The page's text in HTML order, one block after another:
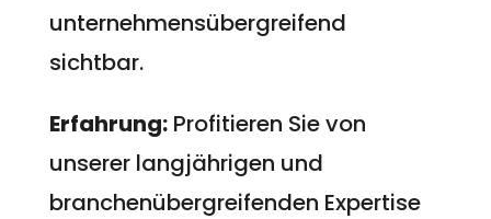
unternehmensübergreifend
sichtbar.
Erfahrung:Profitieren Sie von
unserer langjährigen und
branchenübergreifenden Expertise